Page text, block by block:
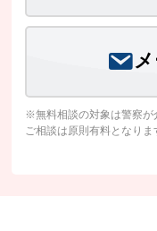
※無料相談の対象は警察が
ご相談は原則有料となりま